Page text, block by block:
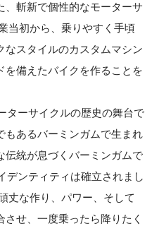
、斬新で個性的なモーターサ
当初から、乗りやすく手頃
なスタイルのカスタムマシン
を備えたバイクを作ることを
ターサイクルの歴史の舞台で
もあるバーミンガムで生まれ
伝統が息づくバーミンガムで
デンティティは確立されまし
丈な作り、パワー、そして
せ、一度乗ったら降りたく